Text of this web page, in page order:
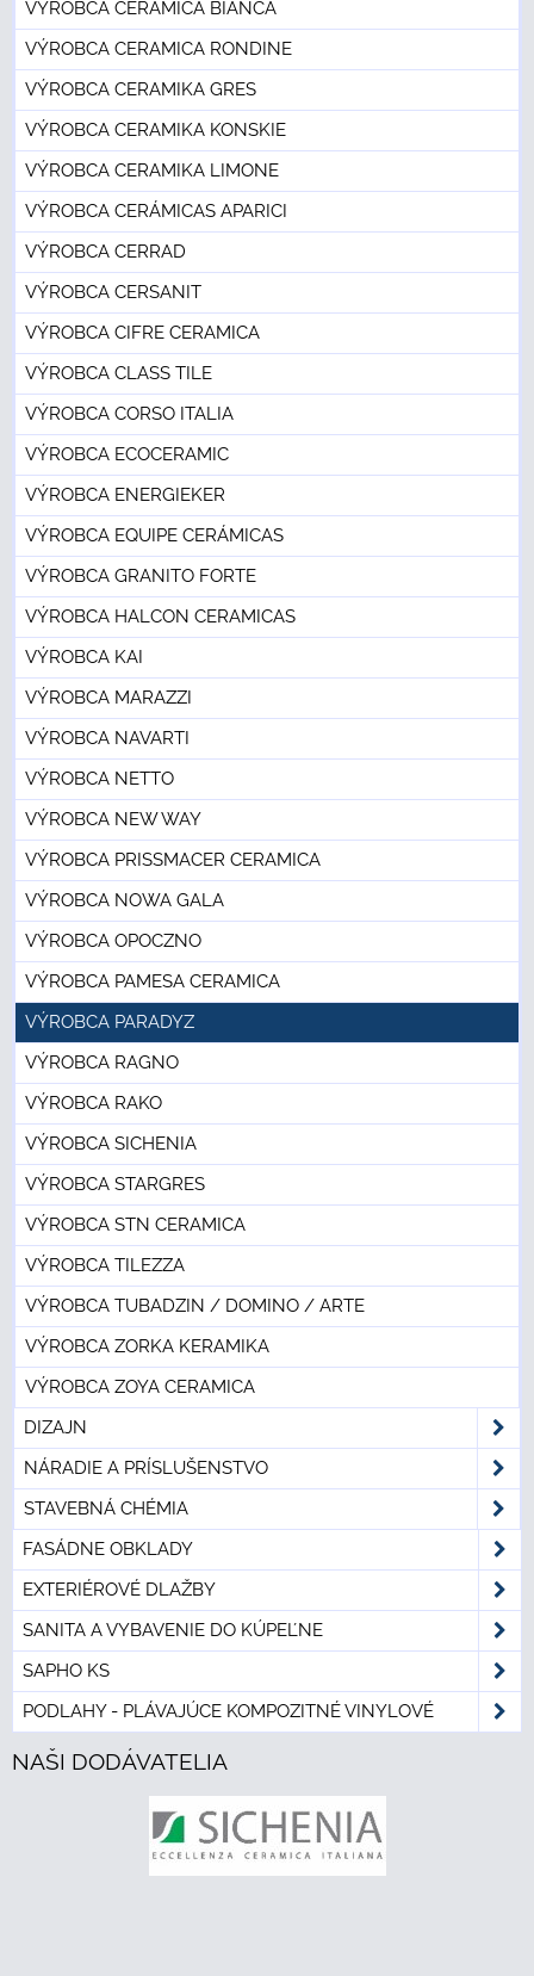
VÝROBCA CERAMICA BIANCA
VÝROBCA CERAMICA RONDINE
VÝROBCA CERAMIKA GRES
VÝROBCA CERAMIKA KONSKIE
VÝROBCA CERAMIKA LIMONE
VÝROBCA CERÁMICAS APARICI
VÝROBCA CERRAD
VÝROBCA CERSANIT
VÝROBCA CIFRE CERAMICA
VÝROBCA CLASS TILE
VÝROBCA CORSO ITALIA
VÝROBCA ECOCERAMIC
VÝROBCA ENERGIEKER
VÝROBCA EQUIPE CERÁMICAS
VÝROBCA GRANITO FORTE
VÝROBCA HALCON CERAMICAS
VÝROBCA KAI
VÝROBCA MARAZZI
VÝROBCA NAVARTI
VÝROBCA NETTO
VÝROBCA NEW WAY
VÝROBCA PRISSMACER CERAMICA
VÝROBCA NOWA GALA
VÝROBCA OPOCZNO
VÝROBCA PAMESA CERAMICA
VÝROBCA PARADYZ
VÝROBCA RAGNO
VÝROBCA RAKO
VÝROBCA SICHENIA
VÝROBCA STARGRES
VÝROBCA STN CERAMICA
VÝROBCA TILEZZA
VÝROBCA TUBADZIN / DOMINO / ARTE
VÝROBCA ZORKA KERAMIKA
VÝROBCA ZOYA CERAMICA
DIZAJN
NÁRADIE A PRÍSLUŠENSTVO
STAVEBNÁ CHÉMIA
FASÁDNE OBKLADY
EXTERIÉROVÉ DLAŽBY
SANITA A VYBAVENIE DO KÚPEĽNE
SAPHO KS
PODLAHY - PLÁVAJÚCE KOMPOZITNÉ VINYLOVÉ
NAŠI DODÁVATELIA